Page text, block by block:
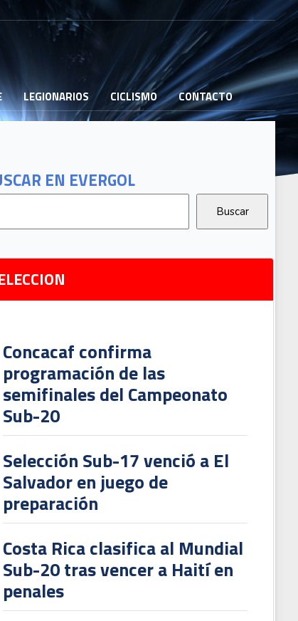
LEGIONARIOS CICLISMO CONTACTO
EN EVERGOL
Concacaf confirma
programación de las
semifinales del Campeonato
Sub-20
Selección Sub-17 venció a El
Salvador en juego de
preparación
Costa Rica clasifica al Mundial
Sub-20 tras vencer a Haití en
penales